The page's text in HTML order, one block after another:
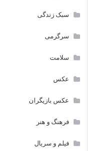
سبک زندگی
سرگرمی
سلامت
عکس
عکس بازیگران
فرهنگ و هنر
فیلم و سریال